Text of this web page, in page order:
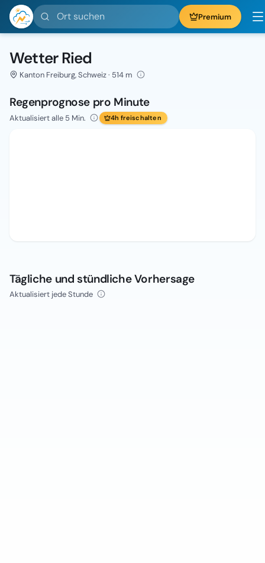
Ort suchen Premium
Wetter Ried
Kanton Freiburg, Schweiz · 514 m
Regenprognose pro Minute
Aktualisiert alle 5 Min. 4h freischalten
Tägliche und stündliche Vorhersage
Aktualisiert jede Stunde